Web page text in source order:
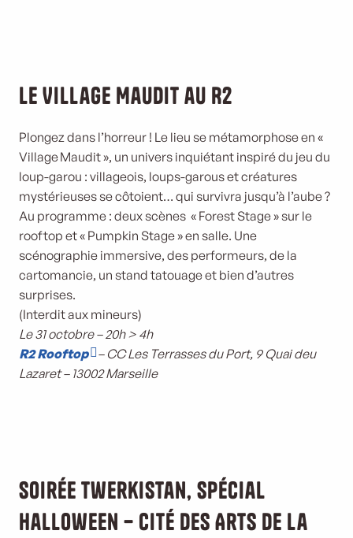
Le Village Maudit au R2
Plongez dans l’horreur ! Le lieu se métamorphose en «
Village Maudit », un univers inquiétant inspiré du jeu du
loup-garou : villageois, loups-garous et créatures
mystérieuses se côtoient… qui survivra jusqu’à l’aube ?
Au programme : deux scènes « Forest Stage » sur le
rooftop et « Pumpkin Stage » en salle. Une
scénographie immersive, des performeurs, de la
cartomancie, un stand tatouage et bien d’autres
surprises.
(Interdit aux mineurs)
Le 31 octobre – 20h > 4h
R2 Rooftop
– CC Les Terrasses du Port, 9 Quai deu
Lazaret – 13002 Marseille
Soirée Twerkistan, spécial
Halloween – Cité des Arts de la